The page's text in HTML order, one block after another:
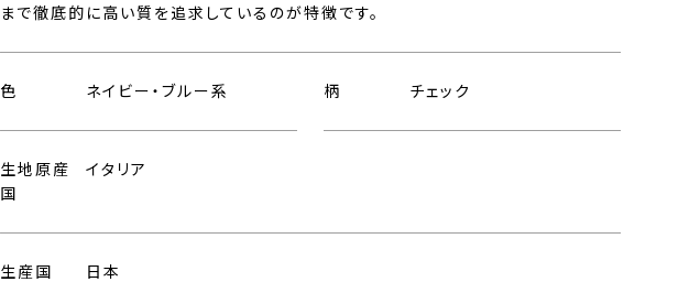
まで徹底的に高い質を追求しているのが特徴です。
色 ネイビー・ブルー系 柄 チェック
生地原産
国
イタリア
生産国 日本